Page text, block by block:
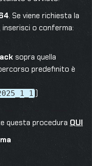
. Se viene richiesta la
inserisci o conferma:
sopra quella
predefinito è
)
questa procedura QUI